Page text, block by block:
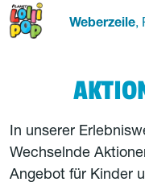
Weberzeile,
In unserer
Wechselnde
Angebot für Kinder